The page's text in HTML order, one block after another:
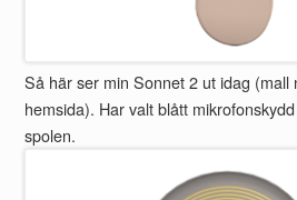
Så här ser min Sonnet 2 ut idag (mall
hemsida). Har valt blått
spolen.